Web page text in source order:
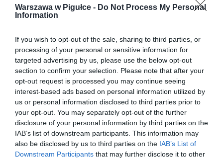
Warszawa w Pigułce - Do Not Process My Personal
Information
If you wish to opt-out of the sale, sharing to third parties, or
processing of your personal or sensitive information for
targeted advertising by us, please use the below opt-out
section to confirm your selection. Please note that after your
opt-out request is processed you may continue seeing
interest-based ads based on personal information utilized by
us or personal information disclosed to third parties prior to
your opt-out. You may separately opt-out of the further
disclosure of your personal information by third parties on the
IAB’s list of downstream participants. This information may
also be disclosed by us to third parties on the IAB’s List of
Downstream Participants that may further disclose it to other